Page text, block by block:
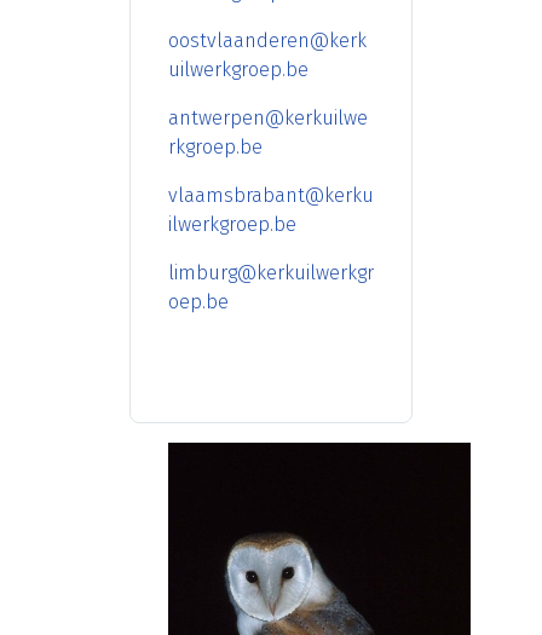
oostvlaanderen@kerk
uilwerkgroep.be
antwerpen@kerkuilwe
rkgroep.be
vlaamsbrabant@kerku
ilwerkgroep.be
limburg@kerkuilwerkgr
oep.be